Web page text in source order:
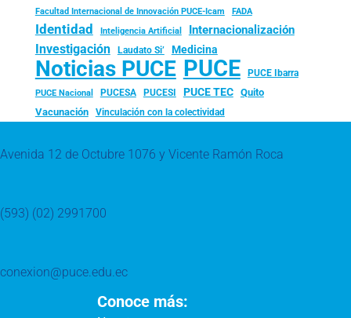
Facultad Internacional de Innovación PUCE-Icam FADA
Identidad Inteligencia Artificial Internacionalización
Investigación Laudato Si’ Medicina
Noticias PUCE PUCE PUCE Ibarra
PUCE Nacional PUCESA PUCESI PUCE TEC
Quito
Vacunación
Vinculación con la colectividad
Avenida 12 de Octubre 1076 y Vicente Ramón Roca
(593) (02) 2991700
conexion@puce.edu.ec
Conoce más: